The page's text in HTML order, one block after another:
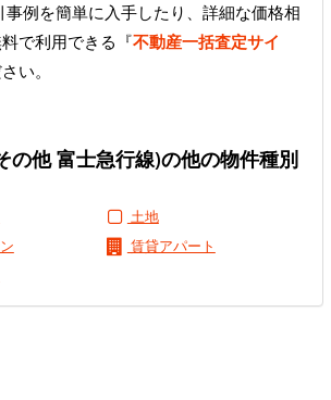
事例を簡単に入手したり、詳細な価格相
で利用できる『不動産一括査定サイ
い。
の他 富士急行線)の他の物件種別
土地
賃貸アパート